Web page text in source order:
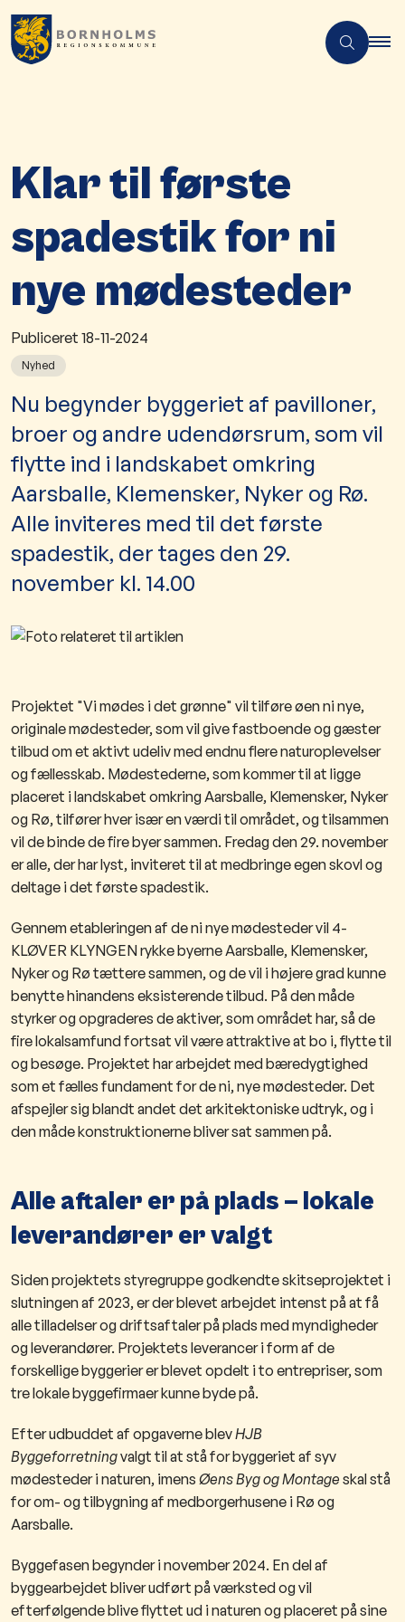
Klar til første
spadestik for ni
nye mødesteder
Publiceret 18-11-2024
Nyhed
​​​​​​​​​​​​​Nu begynder byggeriet af pavilloner,
broer og andre udendørsrum, som vil
flytte ind i landskabet omkring
Aarsballe, Klemensker, Nyker og Rø.
Alle inviteres med til det første
spadestik, der tages den 29.
november kl. 14.00
Projektet "Vi mødes i det grønne" vil tilføre øen ni nye,
originale mødesteder, som vil give fastboende og gæster
tilbud om et aktivt udeliv med endnu flere naturoplevelser
og fællesskab. Mødestederne, som kommer til at ligge
placeret i landskabet omkring Aarsballe, Klemensker, Nyker
og Rø, tilfører hver især en værdi til området, og tilsammen
vil de binde de fire byer sammen. Fredag den 29. november
er alle, der har lyst, inviteret til at medbringe egen skovl og
deltage i det første spadestik.
​G​​ennem etableringen af de ni nye mødesteder vil 4-
KLØVER KLYNGEN rykke byerne Aarsballe, Klemensker,
Nyker og Rø tættere sammen, og de vil i højere grad kunne
benytte hinandens eksisterende tilbud. På den måde
styrker og opgraderes de aktiver, som området har, så de
fire lokalsamfund fortsat vil være attraktive at bo i, flytte til
og besøge. Projektet har arbejdet med bæredygtighed
som et fælles fundament for de ni, nye mødesteder. Det
afspejler sig blandt andet det arkitektoniske udtryk, og i
den måde konstruktionerne bliver sat sammen på.
Alle aftaler er på plads – lokale
leverandører er valgt​
Siden projektets styregruppe godkendte skitseprojektet i
slutningen af 2023, er der blevet arbejdet intenst på at få
alle tilladelser og driftsaftaler på plads med myndigheder
og leverandører. Projektets leverancer i form af de
forskellige byggerier er blevet opdelt i to entrepriser, som
tre lokale byggefirmaer kunne byde på.
Efter udbuddet af opgaverne blevHJB
Byggeforretningvalgt til at stå for byggeriet af syv
mødesteder i naturen, imens Øens Byg og Montage skal stå
for om- og tilbygning af medborgerhusene i Rø og
Aarsballe.
Byggefasen begynder i november 2024. En del af
byggearbejdet bliver udført på værksted og vil
efterfølgende blive flyttet ud i naturen og placeret på sine